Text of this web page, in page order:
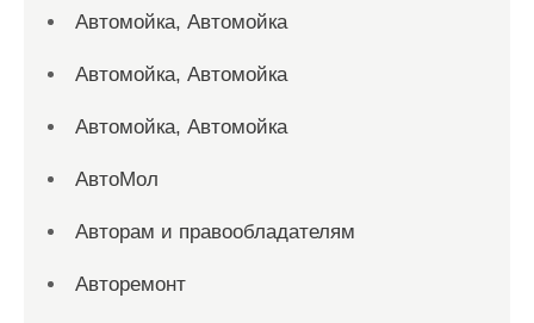
Автомойка, Автомойка
Автомойка, Автомойка
Автомойка, Автомойка
АвтоМол
Авторам и правообладателям
Авторемонт